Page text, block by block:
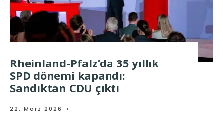
Rheinland-Pfalz’da 35 yıllık
SPD dönemi kapandı:
Sandıktan CDU çıktı
22. März 2026 •